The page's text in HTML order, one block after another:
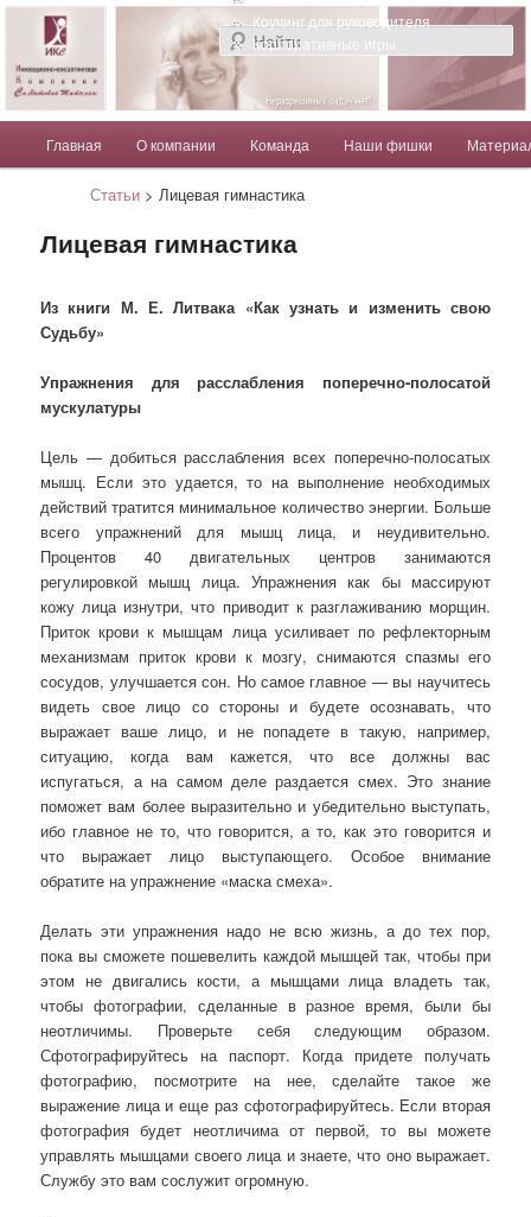
Солдатова Татьяна
Компания Солдатовой Татьяны
Главное менюПерейти к основному содержимому
Перейти к дополнительному содержимому
Главная О компании Команда Наши фишки
Коучинг для руководителя
Корпоративные игры
Статьи > Лицевая гимнастика
Лицевая гимнастика
Из книги М. Е. Литвака «Как узнать и изменить свою
Судьбу»
Упражнения для расслабления поперечно-полосатой
мускулатуры
Цель — добиться расслабления всех поперечно-полосатых
мышц. Если это удается, то на выполнение необходимых
действий тратится минимальное количество энергии. Больше
всего упражнений для мышц лица, и неудивительно.
Процентов 40 двигательных центров занимаются
регулировкой мышц лица. Упражнения как бы массируют
кожу лица изнутри, что приводит к разглаживанию морщин.
Приток крови к мышцам лица усиливает по рефлекторным
механизмам приток крови к мозгу, снимаются спазмы его
сосудов, улучшается сон. Но самое главное — вы научитесь
видеть свое лицо со стороны и будете осознавать, что
выражает ваше лицо, и не попадете в такую, например,
ситуацию, когда вам кажется, что все должны вас
испугаться, а на самом деле раздается смех. Это знание
поможет вам более выразительно и убедительно выступать,
ибо главное не то, что говорится, а то, как это говорится и
что выражает лицо выступающего. Особое внимание
обратите на упражнение «маска смеха».
Делать эти упражнения надо не всю жизнь, а до тех пор,
пока вы сможете пошевелить каждой мышцей так, чтобы при
этом не двигались кости, а мышцами лица владеть так,
чтобы фотографии, сделанные в разное время, были бы
неотличимы. Проверьте себя следующим образом.
Сфотографируйтесь на паспорт. Когда придете получать
фотографию, посмотрите на нее, сделайте такое же
выражение лица и еще раз сфотографируйтесь. Если вторая
фотография будет неотличима от первой, то вы можете
управлять мышцами своего лица и знаете, что оно выражает.
Службу это вам сослужит огромную.